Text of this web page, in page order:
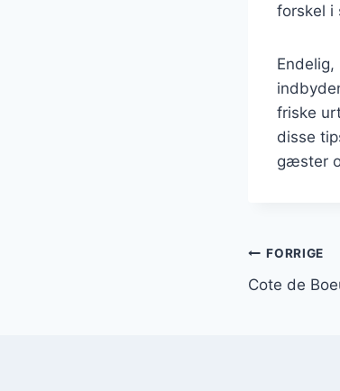
forskel i
friske
disse
gæster
FORRIGE
Cote de